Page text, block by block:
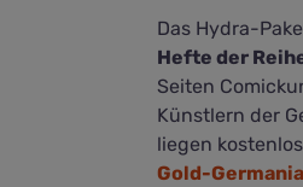
Das Hydra-
Hefte der
Seiten
Künstlern der
liegen
Gold-